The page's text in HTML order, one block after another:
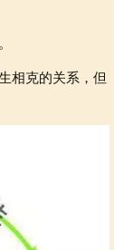
相克的关系，但